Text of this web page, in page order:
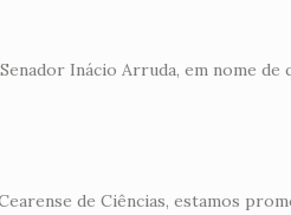
Inácio Arruda, em nome
de Ciências, estamos